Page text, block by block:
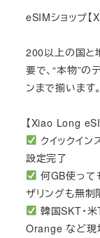
eSIMショップ【
200以上の国と
要で、“本物”の
ンまで揃います。
【Xiao Long
クイックイ
設定完了
何GB使って
ザリングも無制
韓国SKT・
Orange など現